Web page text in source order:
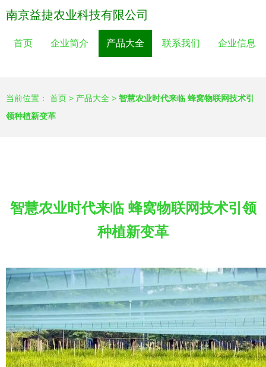
南京益捷农业科技有限公司
首页 企业简介 产品大全 联系我们 企业信息
当前位置： 首页 > 产品大全 > 智慧农业时代来临 蜂窝物联网技术引
领种植新变革
智慧农业时代来临 蜂窝物联网技术引领
种植新变革